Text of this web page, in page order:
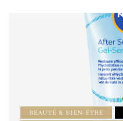
BEAUTÉ & BIEN-ÊTRE